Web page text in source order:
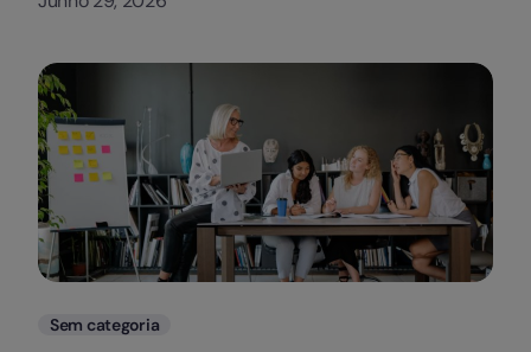
Categorias
Sem categoria